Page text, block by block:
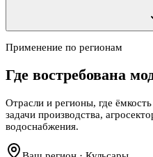
Применение по регионам
Где востребована
Отрасли и регионы, где
задачи производства,
водоснабжения.